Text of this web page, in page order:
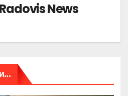
Radovis News